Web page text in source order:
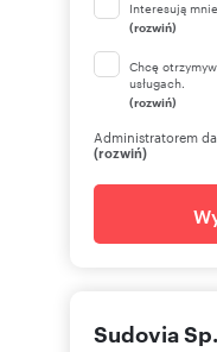
Interesują
(rozwiń)
Chcę
usługach.
(rozwiń)
Administratorem
(rozwiń)
Sudovia